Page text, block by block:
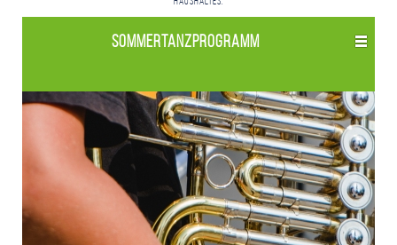
Sommertanzprogramm